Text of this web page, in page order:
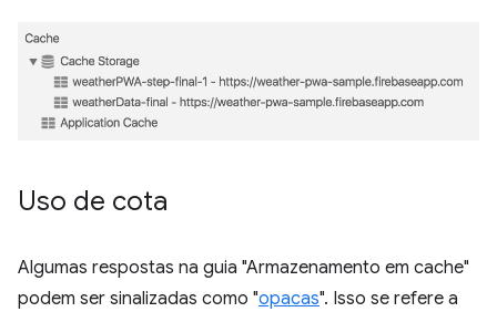
Uso de cota
Algumas respostas na guia "Armazenamento em cache"
podem ser sinalizadas como "opacas". Isso se refere a